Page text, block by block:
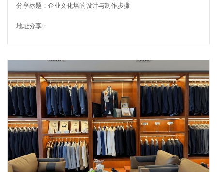
分享标题：企业文化墙的设计与制作步骤
地址分享：